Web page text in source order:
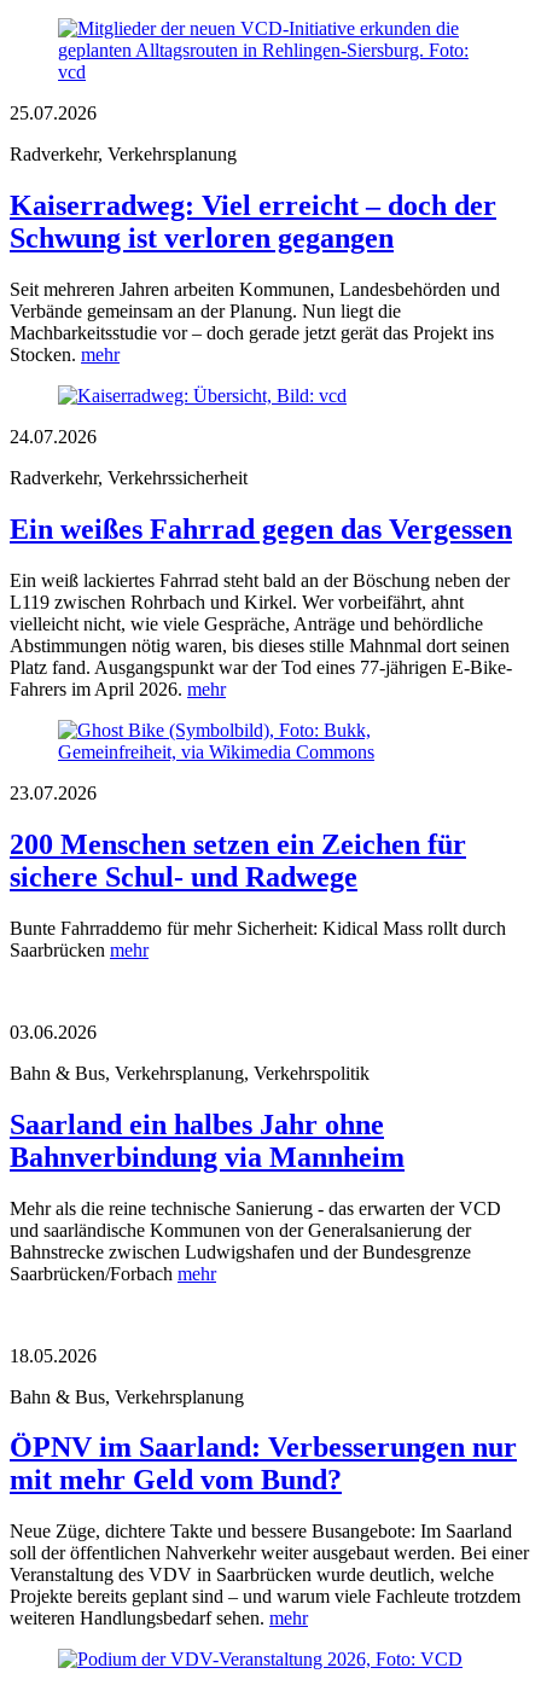
25.07.2026
Radverkehr, Verkehrsplanung
Kaiserradweg: Viel erreicht – doch der
Schwung ist verloren gegangen
Seit mehreren Jahren arbeiten Kommunen, Landesbehörden und
Verbände gemeinsam an der Planung. Nun liegt die
Machbarkeitsstudie vor – doch gerade jetzt gerät das Projekt ins
Stocken. mehr
24.07.2026
Radverkehr, Verkehrssicherheit
Ein weißes Fahrrad gegen das Vergessen
Ein weiß lackiertes Fahrrad steht bald an der Böschung neben der
L119 zwischen Rohrbach und Kirkel. Wer vorbeifährt, ahnt
vielleicht nicht, wie viele Gespräche, Anträge und behördliche
Abstimmungen nötig waren, bis dieses stille Mahnmal dort seinen
Platz fand. Ausgangspunkt war der Tod eines 77-jährigen E-Bike-
Fahrers im April 2026. mehr
23.07.2026
200 Menschen setzen ein Zeichen für
sichere Schul- und Radwege
Bunte Fahrraddemo für mehr Sicherheit: Kidical Mass rollt durch
Saarbrücken mehr
03.06.2026
Bahn & Bus, Verkehrsplanung, Verkehrspolitik
Saarland ein halbes Jahr ohne
Bahnverbindung via Mannheim
Mehr als die reine technische Sanierung - das erwarten der VCD
und saarländische Kommunen von der Generalsanierung der
Bahnstrecke zwischen Ludwigshafen und der Bundesgrenze
Saarbrücken/Forbach mehr
18.05.2026
Bahn & Bus, Verkehrsplanung
ÖPNV im Saarland: Verbesserungen nur
mit mehr Geld vom Bund?
Neue Züge, dichtere Takte und bessere Busangebote: Im Saarland
soll der öffentlichen Nahverkehr weiter ausgebaut werden. Bei einer
Veranstaltung des VDV in Saarbrücken wurde deutlich, welche
Projekte bereits geplant sind – und warum viele Fachleute trotzdem
weiteren Handlungsbedarf sehen. mehr